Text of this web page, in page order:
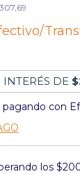
INTERÉS DE
pagando con
los